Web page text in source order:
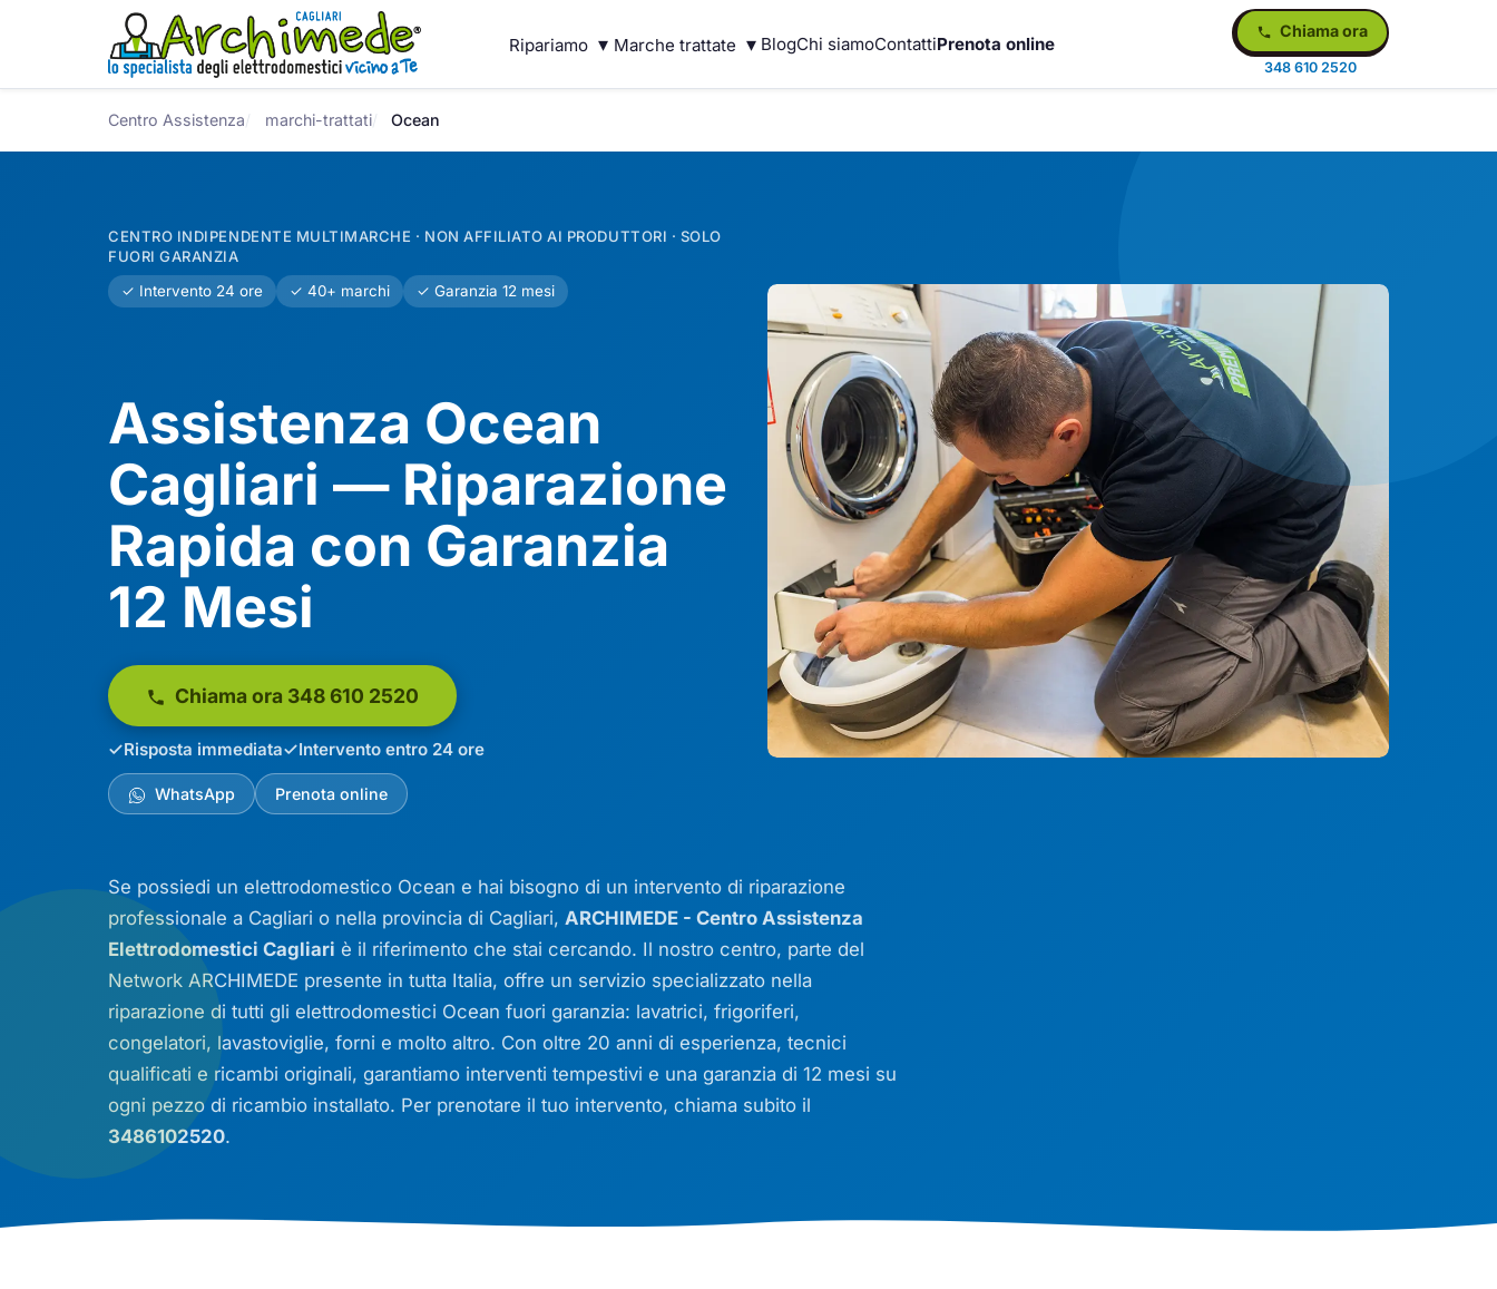
Ripariamo ▾ Marche trattate ▾ BlogChi siamoContattiPrenota online
Chiama ora
348 610 2520
Centro Assistenza marchi-trattati Ocean
CENTRO INDIPENDENTE MULTIMARCHE · NON AFFILIATO AI PRODUTTORI · SOLO
FUORI GARANZIA
✓ Intervento 24 ore
✓ 40+ marchi ✓ Garanzia 12 mesi
Assistenza Ocean
Cagliari — Riparazione
Rapida con Garanzia
12 Mesi
Chiama ora 348 610 2520
Risposta immediata Intervento entro 24 ore
WhatsApp Prenota online
Se possiedi un elettrodomestico Ocean e hai bisogno di un intervento di riparazione
professionale a Cagliari o nella provincia di Cagliari, ARCHIMEDE - Centro Assistenza
Elettrodomestici Cagliari è il riferimento che stai cercando. Il nostro centro, parte del
Network ARCHIMEDE presente in tutta Italia, offre un servizio specializzato nella
riparazione di tutti gli elettrodomestici Ocean fuori garanzia: lavatrici, frigoriferi,
congelatori, lavastoviglie, forni e molto altro. Con oltre 20 anni di esperienza, tecnici
qualificati e ricambi originali, garantiamo interventi tempestivi e una garanzia di 12 mesi su
ogni pezzo di ricambio installato. Per prenotare il tuo intervento, chiama subito il
3486102520.